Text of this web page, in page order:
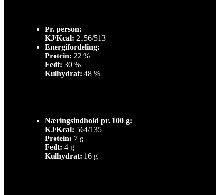
Pr. person:
KJ/Kcal: 2156/513
Energifordeling:
Protein: 22 %
Fedt: 30 %
Kulhydrat: 48 %
Næringsindhold pr. 100 g:
KJ/Kcal: 564/135
Protein: 7 g
Fedt: 4 g
Kulhydrat: 16 g